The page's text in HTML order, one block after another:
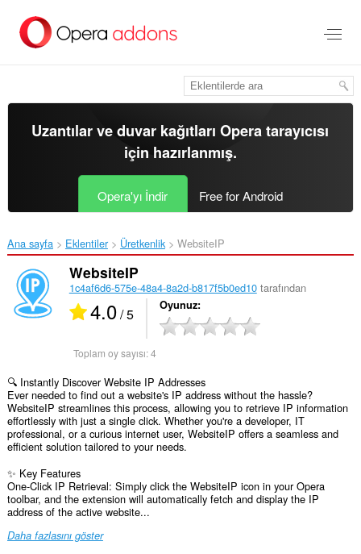
içeriğe
Uzantılar ve duvar kağıtlarıOpera tarayıcısı
için hazırlanmış.
Opera'yı İndir Free for Android
Ana sayfa Eklentiler Üretkenlik WebsiteIP‎
WebsiteIP
1c4af6d6-575e-48a4-8a2d-b817f5b0ed10tarafından
4.0/ 5 Oyunuz
Toplam oy sayısı:4
🔍 Instantly Discover Website IP Addresses
Ever needed to find out a website's IP address without the hassle?
WebsiteIP streamlines this process, allowing you to retrieve IP information
effortlessly with just a single click. Whether you're a developer, IT
professional, or a curious internet user, WebsiteIP offers a seamless and
efficient solution tailored to your needs.
✨ Key Features
One-Click IP Retrieval: Simply click the WebsiteIP icon in your Opera
toolbar, and the extension will automatically fetch and display the IP
address of the active website...
Daha fazlasını göster